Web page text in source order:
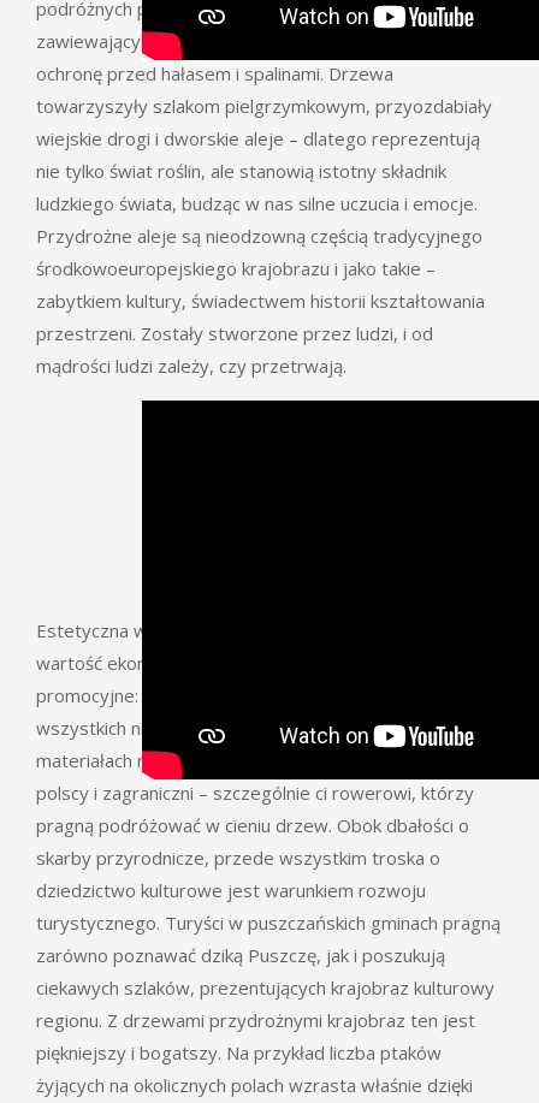
podróżnych przed upałem, a zimą przed błądzeniem i
zawiewającym śniegiem. Dziś dają nam dodatkowo
ochronę przed hałasem i spalinami. Drzewa
towarzyszyły szlakom pielgrzymkowym, przyozdabiały
wiejskie drogi i dworskie aleje – dlatego reprezentują
nie tylko świat roślin, ale stanowią istotny składnik
ludzkiego świata, budząc w nas silne uczucia i emocje.
Przydrożne aleje są nieodzowną częścią tradycyjnego
środkowoeuropejskiego krajobrazu i jako takie –
zabytkiem kultury, świadectwem historii kształtowania
przestrzeni. Zostały stworzone przez ludzi, i od
mądrości ludzi zależy, czy przetrwają.
Estetyczna wartość alei przekłada się na ich wymierną
wartość ekonomiczną. Mają istotne znaczenie
promocyjne: fotografie pięknych alei znajdują się we
wszystkich niemal albumach, przewodnikach, filmach i
materiałach reklamowych. Ich urokowi ulegają turyści
polscy i zagraniczni – szczególnie ci rowerowi, którzy
pragną podróżować w cieniu drzew. Obok dbałości o
skarby przyrodnicze, przede wszystkim troska o
dziedzictwo kulturowe jest warunkiem rozwoju
turystycznego. Turyści w puszczańskich gminach pragną
zarówno poznawać dziką Puszczę, jak i poszukują
ciekawych szlaków, prezentujących krajobraz kulturowy
regionu. Z drzewami przydrożnymi krajobraz ten jest
piękniejszy i bogatszy. Na przykład liczba ptaków
żyjących na okolicznych polach wzrasta właśnie dzięki